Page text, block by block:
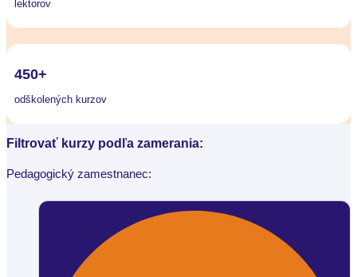
lektorov
450+
odškolených kurzov
Filtrovať kurzy podľa zamerania:
Pedagogický zamestnanec: